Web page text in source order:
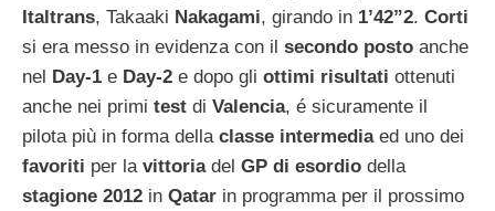
Italtrans, Takaaki Nakagami, girando in 1’42”2. Corti
si era messo in evidenza con il secondo posto anche
nel Day-1 e Day-2 e dopo gli ottimi risultati ottenuti
anche nei primi test di Valencia, é sicuramente il
pilota più in forma dellaclasse intermediaed uno dei
favoriti per la vittoriadel GP di esordio della
stagione 2012 in Qatar in programma per il prossimo